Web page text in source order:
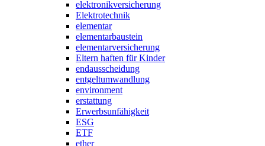
elektronikversicherung
Elektrotechnik
elementar
elementarbaustein
elementarversicherung
Eltern haften für Kinder
endausscheidung
entgeltumwandlung
environment
erstattung
Erwerbsunfähigkeit
ESG
ETF
ether